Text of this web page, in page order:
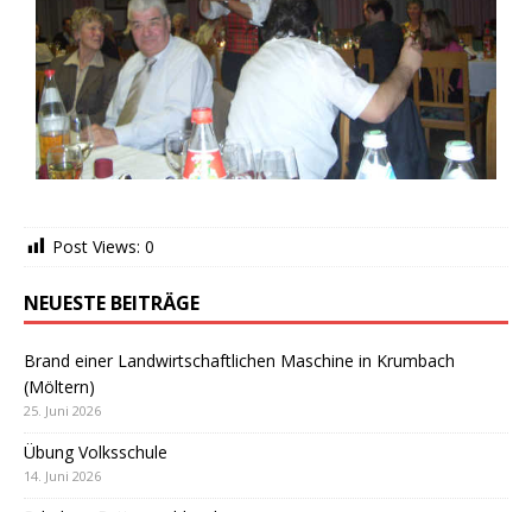
Post Views: 0
NEUESTE BEITRÄGE
Brand einer Landwirtschaftlichen Maschine in Krumbach
(Möltern)
25. Juni 2026
Übung Volksschule
14. Juni 2026